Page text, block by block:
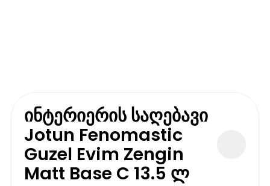
ინტერიერის საღებავი
Jotun Fenomastic
Guzel Evim Zengin
Matt Base C 13.5 ლ